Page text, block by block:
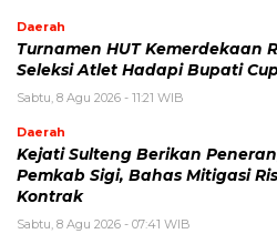
Daerah
Turnamen HUT Kemerdekaan
Seleksi Atlet Hadapi Bupati
Sabtu, 8 Agu 2026 - 11:21 WIB
Daerah
Kejati Sulteng Berikan
Pemkab Sigi, Bahas Mitigasi
Kontrak
Sabtu, 8 Agu 2026 - 07:41 WIB